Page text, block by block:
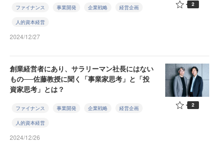
ファイナンス 事業開発 企業戦略 経営企画
人的資本経営
2024/12/27
2
創業経営者にあり、サラリーマン社長にはない
もの──佐藤教授に聞く「事業家思考」と「投
資家思考」とは？
ファイナンス 事業開発 企業戦略 経営企画
人的資本経営
2024/12/26
2